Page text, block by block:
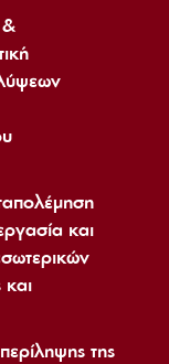
και
και
της